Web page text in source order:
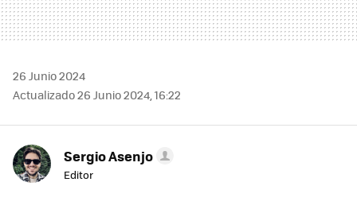
26 Junio 2024
Actualizado 26 Junio 2024, 16:22
Sergio Asenjo
Editor